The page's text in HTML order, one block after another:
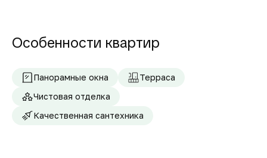
Особенности квартир
Панорамные окна
Терраса
Чистовая отделка
Качественная сантехника